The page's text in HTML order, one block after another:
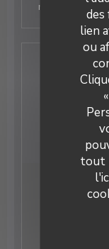
des
lien
ou
tout
restaurant
cuisine de
Des murs
ambiance art
portes le 29
adresse
maison
une petite
salariés.
curieux qui se
Inscrivez-